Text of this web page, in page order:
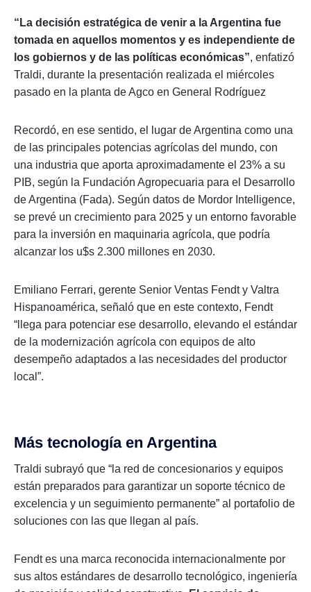
“La decisión estratégica de venir a la Argentina fue
tomada en aquellos momentos y es independiente de
los gobiernos y de las políticas económicas”, enfatizó
Traldi, durante la presentación realizada el miércoles
pasado en la planta de Agco en General Rodríguez
Recordó, en ese sentido, el lugar de Argentina como una
de las principales potencias agrícolas del mundo, con
una industria que aporta aproximadamente el 23% a su
PIB, según la Fundación Agropecuaria para el Desarrollo
de Argentina (Fada). Según datos de Mordor Intelligence,
se prevé un crecimiento para 2025 y un entorno favorable
para la inversión en maquinaria agrícola, que podría
alcanzar los u$s 2.300 millones en 2030.
Emiliano Ferrari, gerente Senior Ventas Fendt y Valtra
Hispanoamérica, señaló que en este contexto, Fendt
“llega para potenciar ese desarrollo, elevando el estándar
de la modernización agrícola con equipos de alto
desempeño adaptados a las necesidades del productor
local”.
Más tecnología en Argentina
Traldi subrayó que “la red de concesionarios y equipos
están preparados para garantizar un soporte técnico de
excelencia y un seguimiento permanente” al portafolio de
soluciones con las que llegan al país.
Fendt es una marca reconocida internacionalmente por
sus altos estándares de desarrollo tecnológico, ingeniería